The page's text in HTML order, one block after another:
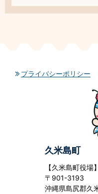
プライバシーポリシー
久米島町
【久米島町役場】
〒901-3193
沖縄県島尻郡久